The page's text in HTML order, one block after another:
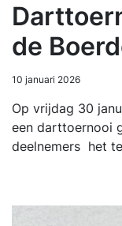
de
10 januari 2026
Op vrijdag 30
een darttoernooi
deelnemers het